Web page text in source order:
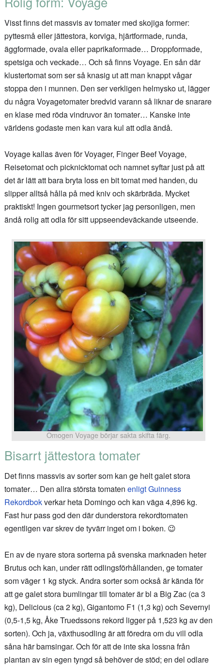
Visst finns det massvis av tomater med skojiga former:
pyttesmå eller jättestora, korviga, hjärtformade, runda,
äggformade, ovala eller paprikaformade… Droppformade,
spetsiga och veckade… Och så finns Voyage. En sån där
klustertomat som ser så knasig ut att man knappt vågar
stoppa den i munnen. Den ser verkligen helmysko ut, lägger
du några Voyagetomater bredvid varann så liknar de snarare
en klase med röda vindruvor än tomater… Kanske inte
världens godaste men kan vara kul att odla ändå.
Voyage kallas även för Voyager, Finger Beef Voyage,
Reisetomat och picknicktomat och namnet syftar just på att
det är lätt att bara bryta loss en bit tomat med handen, du
slipper alltså hålla på med kniv och skärbräda. Mycket
praktiskt! Ingen gourmetsort tycker jag personligen, men
ändå rolig att odla för sitt uppseendeväckande utseende.
Omogen Voyage börjar sakta skifta färg.
Bisarrt jättestora tomater
Det finns massvis av sorter som kan ge helt galet stora
tomater… Den allra största tomaten enligt Guinness
Rekordbokverkar heta Domingo och kan väga 4,896 kg.
Fast hur pass god den där dunderstora rekordtomaten
egentligen var skrev de tyvärr inget om i boken. 😉
En av de nyare stora sorterna på svenska marknaden heter
Brutus och kan, under rätt odlingsförhållanden, ge tomater
som väger 1 kg styck. Andra sorter som också är kända för
att ge galet stora bumlingar till tomater är bl a Big Zac (ca 3
kg), Delicious (ca 2 kg), Gigantomo F1 (1,3 kg) och Severnyi
(0,5-1,5 kg, Åke Truedssons rekord ligger på 1,523 kg av den
sorten). Och ja, växthusodling är att föredra om du vill odla
såna här bamsingar. Och för att de inte ska lossna från
plantan av sin egen tyngd så behöver de stöd; en del odlare